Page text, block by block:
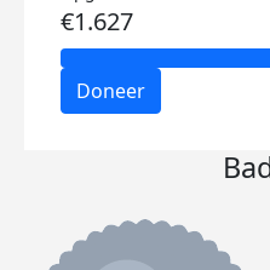
€1.627
Doneer